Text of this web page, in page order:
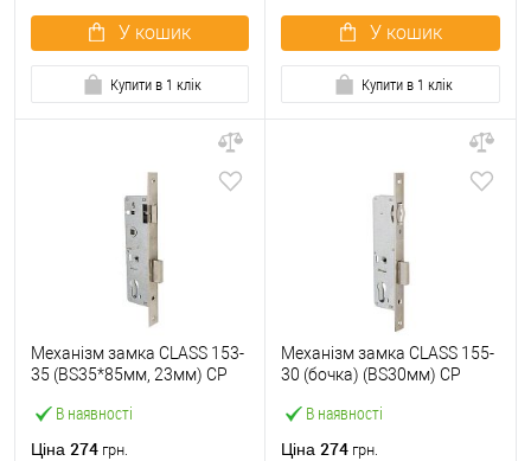
У кошик
Купити в 1 клік
У кошик
Купити в 1 клік
В наявності
Механізм замка CLASS 153-
35 (BS35*85мм, 23мм) CP
Ціна 274 грн.
В наявності
Механізм замка CLASS 155-
30 (бочка) (BS30мм) CP
Ціна 274 грн.